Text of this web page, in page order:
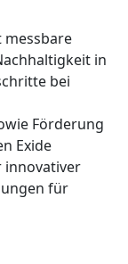
messbare
in
bei
Förderung
Exide
innovativer
für